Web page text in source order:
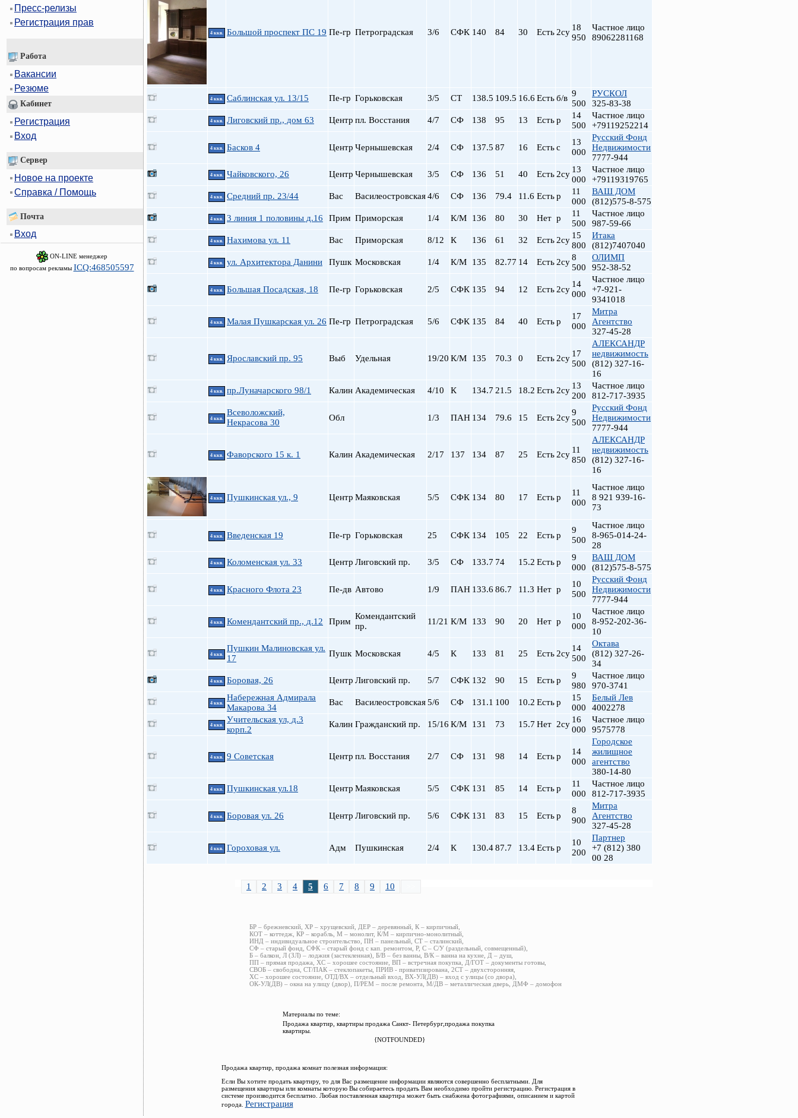
Пресс-релизы
Регистрация прав
Работа
Вакансии
Резюме
Кабинет
Регистрация
Вход
Сервер
Новое на проекте
Справка / Помощь
Почта
Вход
ON-LINE менеджер
по вопросам рекламы ICQ:468505597
4 ккв. Большой проспект ПС 19 Пе-гр Петроградская 3/6 СФК 140 84 30 Есть 2су 18
950
Частное лицо
89062281168
4 ккв. Саблинская ул. 13/15 Пе-гр Горьковская 3/5 СТ 138.5 109.5 16.6 Естьб/в 9
500
РУСКОЛ
325-83-38
4 ккв. Лиговский пр., дом 63 Центр пл. Восстания 4/7 СФ 138 95 13 Естьр
14
500
Частное лицо
+79119252214
4 ккв. Басков 4 Центр Чернышевская 2/4 СФ 137.5 87 16 Естьс
13
000
Русский Фонд
Недвижимости
7777-944
4 ккв. Чайковского, 26 Центр Чернышевская 3/5 СФ 136 51 40 Есть 2су 13
000
Частное лицо
+79119319765
4 ккв. Средний пр. 23/44 Вас Василеостровская4/6 СФ 136 79.4 11.6 Естьр
11
000
ВАШ ДОМ
(812)575-8-575
4 ккв. 3 линия 1 половины д.16 Прим Приморская 1/4 К/М 136 80 30 Нет р
11
500
Частное лицо
987-59-66
4 ккв. Нахимова ул. 11 Вас Приморская 8/12 К 136 61 32 Есть 2су 15
800
Итака
(812)7407040
4 ккв. ул. Архитектора Данини Пушк Московская 1/4 К/М 135 82.77 14 Есть 2су8
500
ОЛИМП
952-38-52
4 ккв. Большая Посадская, 18 Пе-гр Горьковская 2/5 СФК 135 94 12 Есть 2су
14
000
Частное лицо
+7-921-
9341018
4 ккв. Малая Пушкарская ул. 26 Пе-гр Петроградская 5/6 СФК 135 84 40 Естьр
17
000
Митра
Агентство
327-45-28
4 ккв. Ярославский пр. 95 Выб Удельная 19/20 К/М 135 70.3 0 Есть 2су 17
500
АЛЕКСАНДР
недвижимость
(812) 327-16-
16
4 ккв. пр.Луначарского 98/1 Калин Академическая 4/10 К 134.7 21.5 18.2 Есть 2су 13
200
Частное лицо
812-717-3935
4 ккв.
Всеволожский,
Некрасова 30
Обл 1/3 ПАН 134 79.6 15 Есть 2су
9
500
Русский Фонд
Недвижимости
7777-944
4 ккв. Фаворского 15 к. 1 Калин Академическая 2/17 137 134 87 25 Есть 2су 11
850
АЛЕКСАНДР
недвижимость
(812) 327-16-
16
4 ккв. Пушкинская ул., 9 Центр Маяковская 5/5 СФК 134 80 17 Естьр
11
000
Частное лицо
8 921 939-16-
73
4 ккв. Введенская 19 Пе-гр Горьковская 25 СФК 134 105 22 Естьр
9
500
Частное лицо
8-965-014-24-
28
4 ккв. Коломенская ул. 33 Центр Лиговский пр. 3/5 СФ 133.7 74 15.2 Естьр
9
000
ВАШ ДОМ
(812)575-8-575
4 ккв. Красного Флота 23 Пе-дв Автово 1/9 ПАН 133.6 86.7 11.3 Нет р
10
500
Русский Фонд
Недвижимости
7777-944
4 ккв. Комендантский пр., д.12 Прим
Комендантский
пр.
11/21 К/М 133 90 20 Нет р
10
000
Частное лицо
8-952-202-36-
10
4 ккв.
Пушкин Малиновская ул.
17
Пушк Московская 4/5 К 133 81 25 Есть 2су
14
500
Октава
(812) 327-26-
34
4 ккв. Боровая, 26 Центр Лиговский пр. 5/7 СФК 132 90 15 Естьр
9
980
Частное лицо
970-3741
4 ккв.
Набережная Адмирала
Макарова 34
Вас Василеостровская5/6 СФ 131.1 100 10.2 Естьр
15
000
Белый Лев
4002278
4 ккв.
Учительская ул, д.3
корп.2
Калин Гражданский пр. 15/16 К/М 131 73 15.7 Нет 2су 16
000
Частное лицо
9575778
4 ккв. 9 Советская Центр пл. Восстания 2/7 СФ 131 98 14 Естьр
14
000
Городское
жилищное
агентство
380-14-80
4 ккв. Пушкинская ул.18 Центр Маяковская 5/5 СФК 131 85 14 Естьр
11
000
Частное лицо
812-717-3935
4 ккв. Боровая ул. 26 Центр Лиговский пр. 5/6 СФК 131 83 15 Естьр
8
900
Митра
Агентство
327-45-28
4 ккв. Гороховая ул. Адм Пушкинская 2/4 К 130.487.7 13.4Естьр
10
200
Партнер
+7 (812) 380
00 28
1 2 3 4 5 6 7 8 9 10
БР – брежневский, ХР – хрущевский, ДЕР – деревянный, К – кирпичный,
КОТ – коттедж, КР – корабль, М – монолит, К/М – кирпично-монолитный,
ИНД – индивидуальное строительство, ПН – панельный, СТ – сталинский,
СФ – старый фонд, СФК – старый фонд с кап. ремонтом, Р, С – С/У (раздельный, совмещенный),
Б – балкон, Л (ЗЛ) – лоджия (застекленная), Б/В – без ванны, В/К – ванна на кухне, Д – душ,
ПП – прямая продажа, ХС – хорошее состояние, ВП – встречная покупка, Д/ГОТ – документы готовы,
СВОБ – свободна, СТ/ПАК – стеклопакеты, ПРИВ - приватизирована, 2СТ – двухсторонняя,
ХС – хорошее состояние, ОТД/ВХ – отдельный вход, ВХ-УЛ(ДВ) – вход с улицы (со двора),
ОК-УЛ(ДВ) – окна на улицу (двор), П/РЕМ – после ремонта, М/ДВ – металлическая дверь, ДМФ – домофон
Материалы по теме:
Продажа квартир, квартиры продажа Санкт- Петербург,продажа покупка
квартиры.
{NOTFOUNDED}
Продажа квартир, продажа комнат полезная информация:
Если Вы хотите продать квартиру, то для Вас размещение информации являются совершенно бесплатными. Для
размещения квартиры или комнаты которую Вы собираетесь продать Вам необходимо пройти регистрацию. Регистрация в
системе производится бесплатно. Любая поставленная квартира может быть снабжена фотографиями, описанием и картой
города. Регистрация